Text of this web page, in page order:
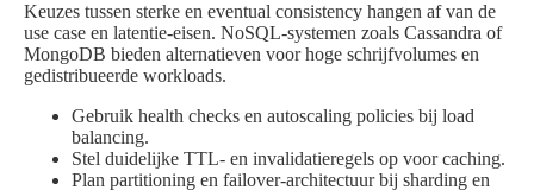
Keuzes tussen sterke en eventual consistency hangen af van de
use case en latentie-eisen. NoSQL-systemen zoals Cassandra of
MongoDB bieden alternatieven voor hoge schrijfvolumes en
gedistribueerde workloads.
Gebruik health checks en autoscaling policies bij load
balancing.
Stel duidelijke TTL- en invalidatieregels op voor caching.
Plan partitioning en failover-architectuur bij sharding en